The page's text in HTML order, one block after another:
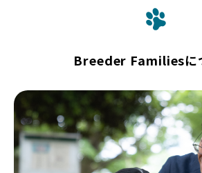
Breeder Familiesに